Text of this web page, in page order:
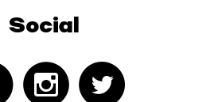
Social